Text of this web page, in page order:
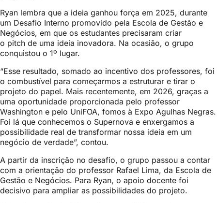
Ryan lembra que a ideia ganhou força em 2025, durante
um Desafio Interno promovido pela Escola de Gestão e
Negócios, em que os estudantes precisaram criar
o pitch de uma ideia inovadora. Na ocasião, o grupo
conquistou o 1º lugar.
“Esse resultado, somado ao incentivo dos professores, foi
o combustível para começarmos a estruturar e tirar o
projeto do papel. Mais recentemente, em 2026, graças a
uma oportunidade proporcionada pelo professor
Washington e pelo UniFOA, fomos à Expo Agulhas Negras.
Foi lá que conhecemos o Supernova e enxergamos a
possibilidade real de transformar nossa ideia em um
negócio de verdade”, contou.
A partir da inscrição no desafio, o grupo passou a contar
com a orientação do professor Rafael Lima, da Escola de
Gestão e Negócios. Para Ryan, o apoio docente foi
decisivo para ampliar as possibilidades do projeto.